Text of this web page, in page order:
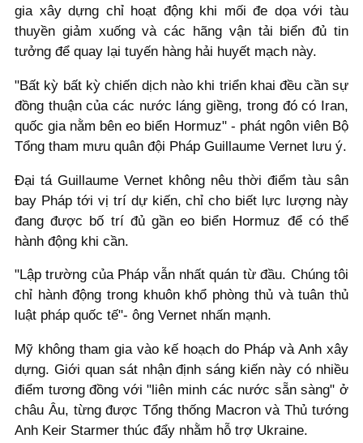
gia xây dựng chỉ hoạt động khi mối đe dọa với tàu
thuyền giảm xuống và các hãng vận tải biển đủ tin
tưởng để quay lại tuyến hàng hải huyết mạch này.
"Bất kỳ bất kỳ chiến dịch nào khi triển khai đều cần sự
đồng thuận của các nước láng giềng, trong đó có Iran,
quốc gia nằm bên eo biển Hormuz" - phát ngôn viên Bộ
Tổng tham mưu quân đội Pháp Guillaume Vernet lưu ý.
Đại tá Guillaume Vernet không nêu thời điểm tàu sân
bay Pháp tới vị trí dự kiến, chỉ cho biết lực lượng này
đang được bố trí đủ gần eo biển Hormuz để có thể
hành động khi cần.
"Lập trường của Pháp vẫn nhất quán từ đầu. Chúng tôi
chỉ hành động trong khuôn khổ phòng thủ và tuân thủ
luật pháp quốc tế"- ông Vernet nhấn mạnh.
Mỹ không tham gia vào kế hoạch do Pháp và Anh xây
dựng. Giới quan sát nhận định sáng kiến này có nhiều
điểm tương đồng với "liên minh các nước sẵn sàng" ở
châu Âu, từng được Tổng thống Macron và Thủ tướng
Anh Keir Starmer thúc đẩy nhằm hỗ trợ Ukraine.